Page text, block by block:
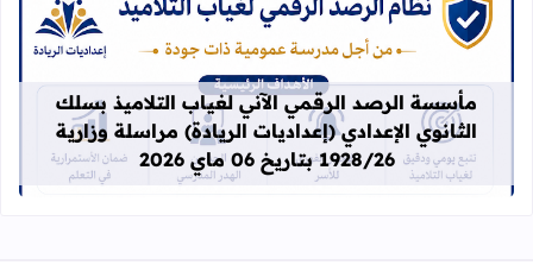
قراءة المزيد عن مأسسة الرصد الرقمي الآني
مأسسة الرصد الرقمي الآني لغياب التلاميذ بسلك
الثانوي الإعدادي (إعداديات الريادة) مراسلة وزارية
1928/26 بتاريخ 06 ماي 2026